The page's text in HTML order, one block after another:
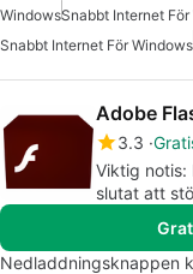
WindowsSnabbt Internet För
Snabbt Internet För Windows
Adobe
3.3
Viktig notis:
slutat att
Nedladdningsknappen